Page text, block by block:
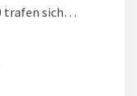
trafen sich…